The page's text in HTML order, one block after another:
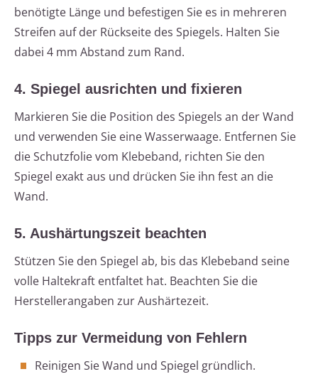
benötigte Länge und befestigen Sie es in mehreren
Streifen auf der Rückseite des Spiegels. Halten Sie
dabei 4 mm Abstand zum Rand.
4. Spiegel ausrichten und fixieren
Markieren Sie die Position des Spiegels an der Wand
und verwenden Sie eine Wasserwaage. Entfernen Sie
die Schutzfolie vom Klebeband, richten Sie den
Spiegel exakt aus und drücken Sie ihn fest an die
Wand.
5. Aushärtungszeit beachten
Stützen Sie den Spiegel ab, bis das Klebeband seine
volle Haltekraft entfaltet hat. Beachten Sie die
Herstellerangaben zur Aushärtezeit.
Tipps zur Vermeidung von Fehlern
Reinigen Sie Wand und Spiegel gründlich.